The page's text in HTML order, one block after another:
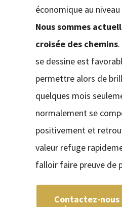
économique au
Nous sommes
croisée des chemins
se dessine est
permettre alors de
quelques mois
normalement se
positivement et
valeur refuge
falloir faire preuve de
Contactez-